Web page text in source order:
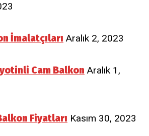
İmalatçıları Aralık 2, 2023
Cam Balkon Aralık 1,
Fiyatları Kasım 30, 2023